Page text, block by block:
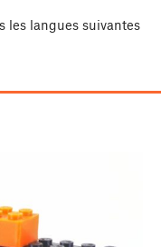
les langues suivantes